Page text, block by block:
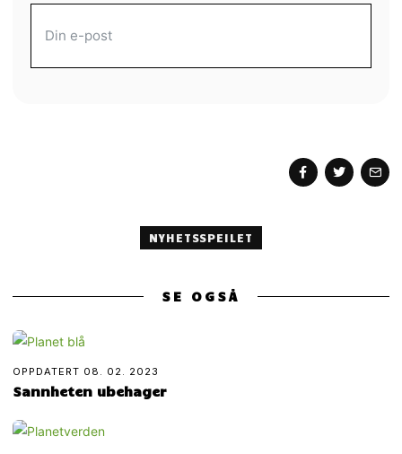
NYHETSSPEILET
SE OGSÅ
OPPDATERT 08. 02. 2023
Sannheten ubehager